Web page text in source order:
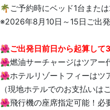
🌴ご予約時にベッド1台また
※2026年8月10日～15日ご出
🌺ご出発日前日から起算し
🌺燃油サーチャージはツアー
🌺ホテルリゾートフィーはツ
（現地ホテルでのお支払いは
🌺飛行機の座席指定可能！必